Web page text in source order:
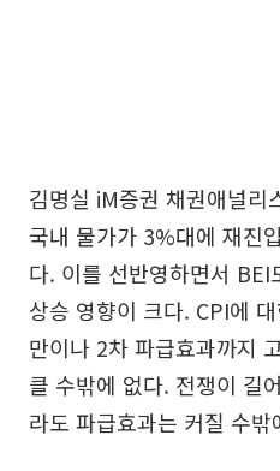
김명실 iM증권 채권애널리
국내 물가가 3%대에 재진
다. 이를 선반영하면서
상승 영향이 크다. CPI에
만이나 2차 파급효과까지
클 수밖에 없다. 전쟁이 길
라도 파급효과는 커질 수